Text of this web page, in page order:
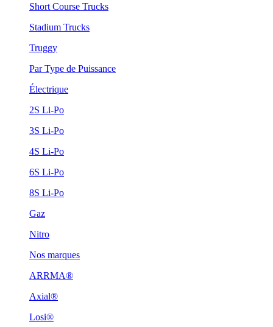
Short Course Trucks
Stadium Trucks
Truggy
Par Type de Puissance
Électrique
2S Li-Po
3S Li-Po
4S Li-Po
6S Li-Po
8S Li-Po
Gaz
Nitro
Nos marques
ARRMA®
Axial®
Losi®